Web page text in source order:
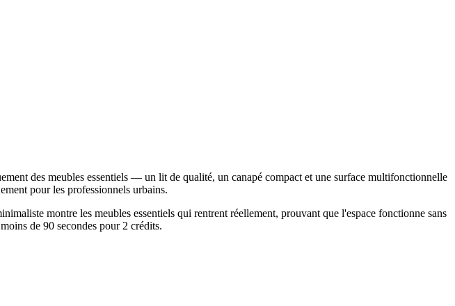
des meubles essentiels — un lit de qualité, un canapé compact et une surface multifonctionnelle
pour les professionnels urbains.
montre les meubles essentiels qui rentrent réellement, prouvant que l'espace fonctionne sans
de 90 secondes pour 2 crédits.